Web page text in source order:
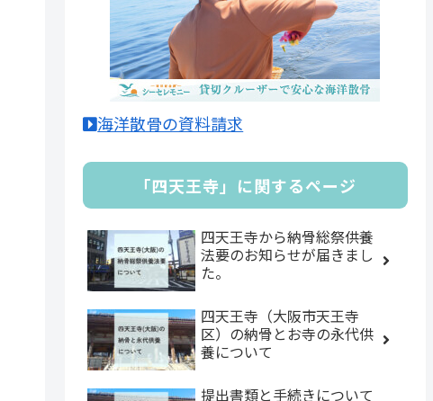
海洋散骨の資料請求
「四天王寺」に関するページ
四天王寺から納骨総祭供養
法要のお知らせが届きまし
た。
四天王寺（大阪市天王寺
区）の納骨とお寺の永代供
養について
提出書類と手続きについて